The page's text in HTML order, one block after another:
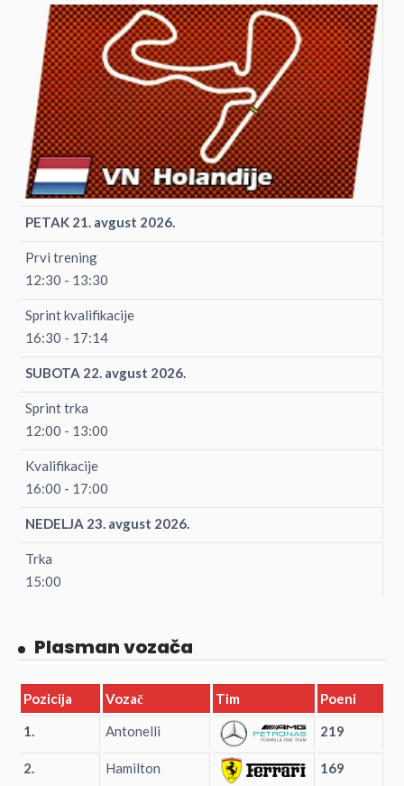
PETAK 21. avgust 2026.
Prvi trening
12:30 - 13:30
Sprint kvalifikacije
16:30 - 17:14
SUBOTA 22. avgust 2026.
Sprint trka
12:00 - 13:00
Kvalifikacije
16:00 - 17:00
NEDELJA 23. avgust 2026.
Trka
15:00
Plasman vozača
Pozicija Vozač Tim
Poeni
1.
Antonelli 219
2. Hamilton 169